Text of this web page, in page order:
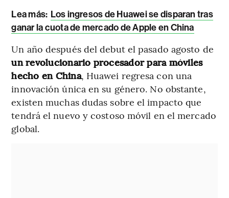
Lea más: Los ingresos de Huawei se disparan tras
ganar la cuota de mercado de Apple en China
Un año después del debut el pasado agosto de
un revolucionario procesador para móviles
hecho en China, Huawei regresa con una
innovación única en su género. No obstante,
existen muchas dudas sobre el impacto que
tendrá el nuevo y costoso móvil en el mercado
global.